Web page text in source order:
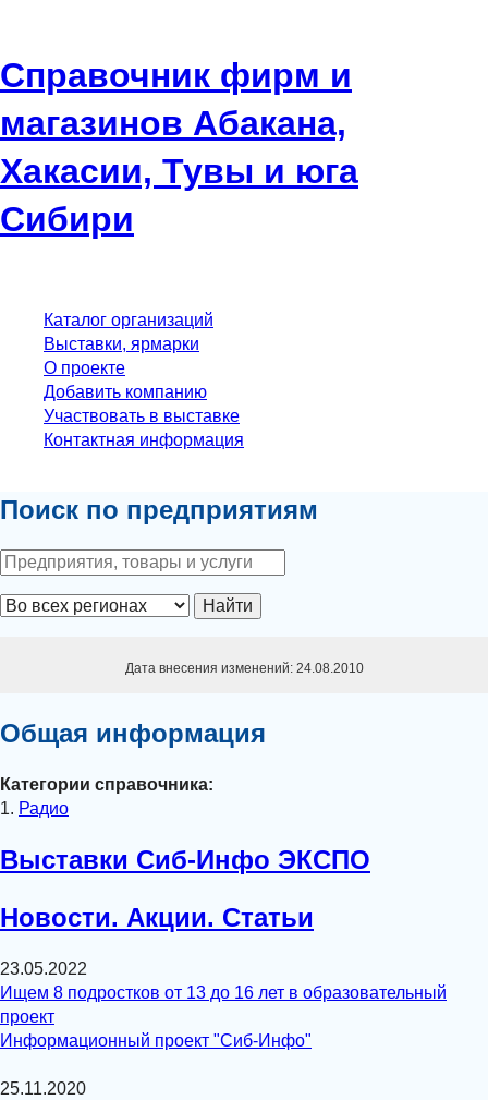
Справочник фирм и
магазинов Абакана,
Хакасии, Тувы и юга
Сибири
Каталог организаций
Выставки, ярмарки
О проекте
Добавить компанию
Участвовать в выставке
Контактная информация
Поиск по предприятиям
Найти
Дата внесения изменений: 24.08.2010
Общая информация
Категории справочника:
1. Радио
Выставки Сиб-Инфо ЭКСПО
Новости. Акции. Статьи
23.05.2022
Ищем 8 подростков от 13 до 16 лет в образовательный
проект
Информационный проект "Сиб-Инфо"
25.11.2020